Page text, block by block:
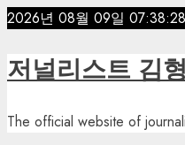
Skip
content
2026년 08월 09일 07:38:30
저널리스트 김
The official website of